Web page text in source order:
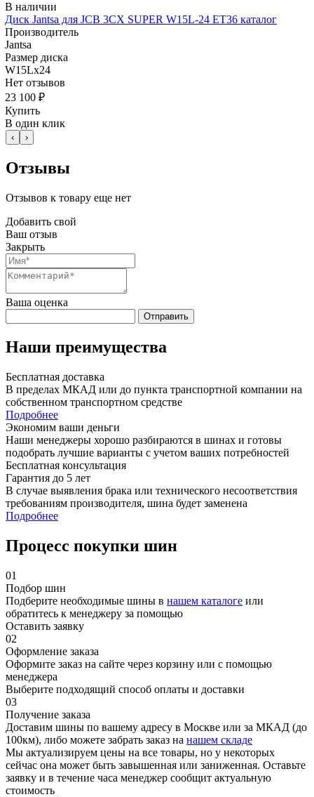
В наличии
Диск Jantsa для JCB 3CX SUPER W15L-24 ET36 каталог
Производитель
Jantsa
Размер диска
W15Lx24
Нет отзывов
23 100 ₽
Купить
В один клик
‹ ›
Отзывы
Отзывов к товару еще нет
Добавить свой
Ваш отзыв
Закрыть
Ваша оценка
Отправить
Наши преимущества
Бесплатная доставка
В пределах МКАД или до пункта транспортной компании на
собственном транспортном средстве
Подробнее
Экономим ваши деньги
Наши менеджеры хорошо разбираются в шинах и готовы
подобрать лучшие варианты с учетом ваших потребностей
Бесплатная консультация
Гарантия до 5 лет
В случае выявления брака или технического несоответствия
требованиям производителя, шина будет заменена
Подробнее
Процесс покупки шин
01
Подбор шин
Подберите необходимые шины в нашем каталоге или
обратитесь к менеджеру за помощью
Оставить заявку
02
Оформление заказа
Оформите заказ на сайте через корзину или с помощью
менеджера
Выберите подходящий способ оплаты и доставки
03
Получение заказа
Доставим шины по вашему адресу в Москве или за МКАД (до
100км), либо можете забрать заказ на нашем складе
Мы актуализируем цены на все товары, но у некоторых
сейчас она может быть завышенная или заниженная. Оставьте
заявку и в течение часа менеджер сообщит актуальную
стоимость